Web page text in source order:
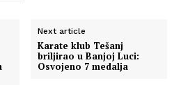
Next article
Karate klub Tešanj
briljirao u Banjoj Luci:
Osvojeno 7 medalja